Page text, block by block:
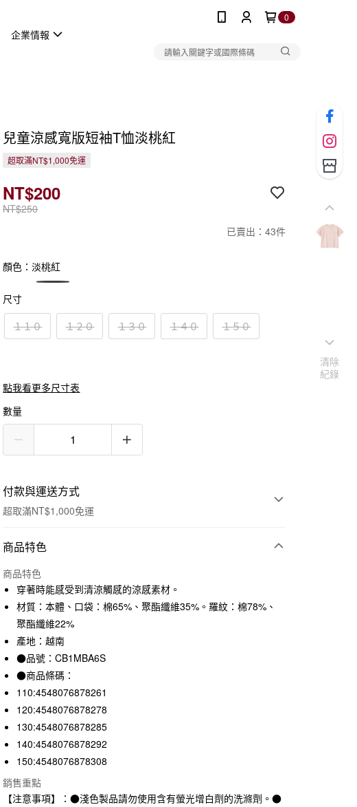
0
企業情報
兒童涼感寬版短袖T恤淡桃紅
超取滿NT$1,000免運
NT$250
NT$200
已賣出：43件
顏色：淡桃紅
尺寸
１１０
１２０ １３０ １４０ １５０
點我看更多尺寸表
數量
付款與運送方式
超取滿NT$1,000免運
付款方式
信用卡一次付款
信用卡分期付款
3 期 0 利率 每期
合作金庫商業銀行
華南商業銀行
上海商業儲蓄銀行
國泰世華商業銀行
臺灣中小企業銀行
匯豐（台灣）商業銀行
聯邦商業銀行
元大商業銀行
玉山商業銀行
台灣樂天信用卡公司
超商取貨付款
LINE Pay
Apple Pay
街口支付
悠遊付
運送方式
商品特色
商品特色
穿著時能感受到清涼觸感的涼感素材。
材質：本體、口袋：棉65%、聚酯纖維35%。羅紋：棉78%、
聚酯纖維22%
產地：越南
●品號：CB1MBA6S
●商品條碼：
110:4548076878261
120:4548076878278
130:4548076878285
140:4548076878292
150:4548076878308
銷售重點
【注意事項】：●淺色製品請勿使用含有螢光增白劑的洗滌劑。●
清除
紀錄